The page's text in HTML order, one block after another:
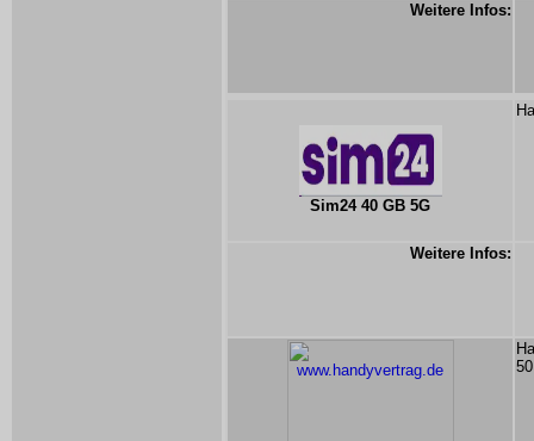
Weitere Infos:
Sim24 40 GB 5G
Weitere Infos: